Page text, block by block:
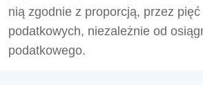
nią zgodnie z proporcją, przez
podatkowych, niezależnie od
podatkowego.